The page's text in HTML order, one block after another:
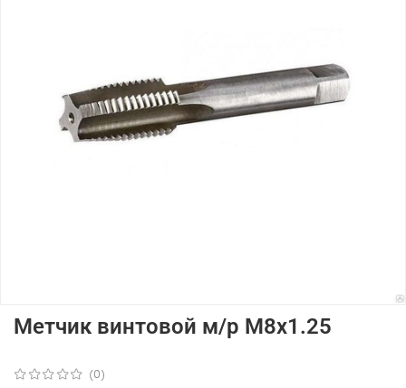
(0)
Метчик винтовой м/р М8х1.25